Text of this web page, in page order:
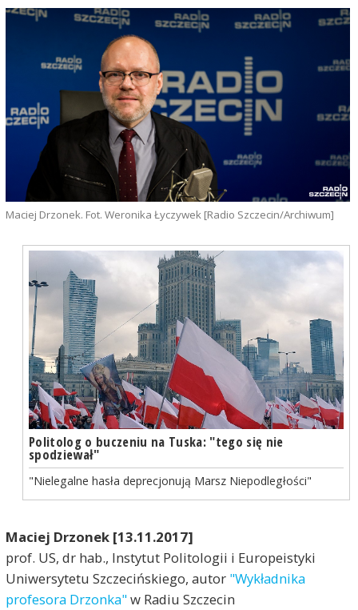
Maciej Drzonek. Fot. Weronika Łyczywek [Radio Szczecin/Archiwum]
Politolog o buczeniu na Tuska: "tego się nie
spodziewał"
"Nielegalne hasła deprecjonują Marsz Niepodległości"
Maciej Drzonek [13.11.2017]
prof. US, dr hab., Instytut Politologii i Europeistyki
Uniwersytetu Szczecińskiego, autor "Wykładnika
profesora Drzonka"w Radiu Szczecin